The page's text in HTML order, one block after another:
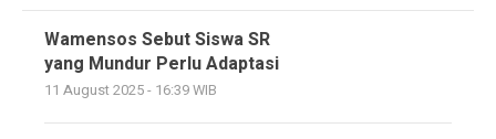
Wamensos Sebut Siswa SR
yang Mundur Perlu Adaptasi
11 August 2025 - 16:39 WIB